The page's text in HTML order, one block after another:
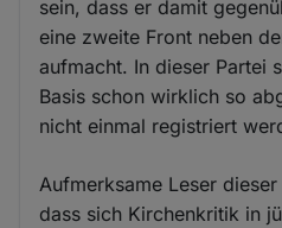
sein, dass er damit
eine zweite Front neben
aufmacht. In dieser Partei
Basis schon wirklich so
nicht einmal registriert
Aufmerksame Leser
dass sich Kirchenkritik in